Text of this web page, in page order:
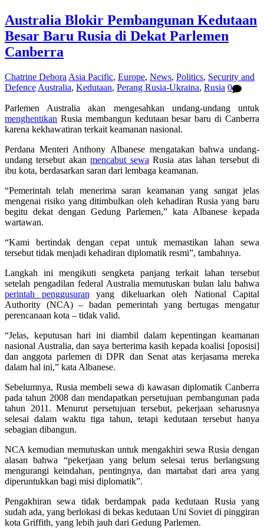
Australia Blokir Pembangunan Kedutaan
Besar Baru Rusia di Dekat Parlemen
Canberra
Chatrine Debora Asia Pacific, Europe, News, Politics, Security and
Defence Australia, Kedutaan, Perang Rusia-Ukraina, Rusia 0
Parlemen Australia akan mengesahkan undang-undang untuk
menghentikan Rusia membangun kedutaan besar baru di Canberra
karena kekhawatiran terkait keamanan nasional.
Perdana Menteri Anthony Albanese mengatakan bahwa undang-
undang tersebut akanmencabut sewa Rusia atas lahan tersebut di
ibu kota, berdasarkan saran dari lembaga keamanan.
“Pemerintah telah menerima saran keamanan yang sangat jelas
mengenai risiko yang ditimbulkan oleh kehadiran Rusia yang baru
begitu dekat dengan Gedung Parlemen,” kata Albanese kepada
wartawan.
“Kami bertindak dengan cepat untuk memastikan lahan sewa
tersebut tidak menjadi kehadiran diplomatik resmi”, tambahnya.
Langkah ini mengikuti sengketa panjang terkait lahan tersebut
setelah pengadilan federal Australia memutuskan bulan lalu bahwa
perintah penggusuran yang dikeluarkan oleh National Capital
Authority (NCA) – badan pemerintah yang bertugas mengatur
perencanaan kota – tidak valid.
“Jelas, keputusan hari ini diambil dalam kepentingan keamanan
nasional Australia, dan saya berterima kasih kepada koalisi [oposisi]
dan anggota parlemen di DPR dan Senat atas kerjasama mereka
dalam hal ini,” kata Albanese.
Sebelumnya, Rusia membeli sewa di kawasan diplomatik Canberra
pada tahun 2008 dan mendapatkan persetujuan pembangunan pada
tahun 2011. Menurut persetujuan tersebut, pekerjaan seharusnya
selesai dalam waktu tiga tahun, tetapi kedutaan tersebut hanya
sebagian dibangun.
NCA kemudian memutuskan untuk mengakhiri sewa Rusia dengan
alasan bahwa “pekerjaan yang belum selesai terus berlangsung
mengurangi keindahan, pentingnya, dan martabat dari area yang
diperuntukkan bagi misi diplomatik”.
Pengakhiran sewa tidak berdampak pada kedutaan Rusia yang
sudah ada, yang berlokasi di bekas kedutaan Uni Soviet di pinggiran
kota Griffith, yang lebih jauh dari Gedung Parlemen.